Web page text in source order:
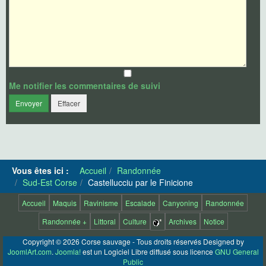
Me notifier les commentaires de suivi
Envoyer Effacer
Vous êtes ici : Accueil
Randonnée
Sud-Est Corse
Castellucciu par le Finicione
Accueil Maquis Ravinisme Escalade Canyoning
Randonnée
Randonnée +
Littoral Culture * Archives
Notice
Copyright © 2026 Corse sauvage - Tous droits réservés Designed by
JoomlArt.com. Joomla!est un Logiciel Libre diffusé sous licenceGNU General
Public